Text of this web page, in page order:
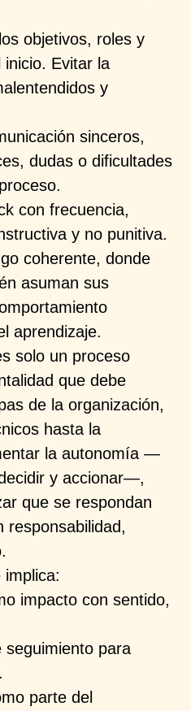
objetivos, roles y
Evitar la
y
sinceros,
dudas o dificultades
con frecuencia,
y no punitiva.
coherente, donde
asuman sus
aprendizaje.
solo un proceso
que debe
de la organización,
hasta la
la autonomía —
y accionar—,
que se respondan
responsabilidad,
impacto con sentido,
seguimiento para
parte del